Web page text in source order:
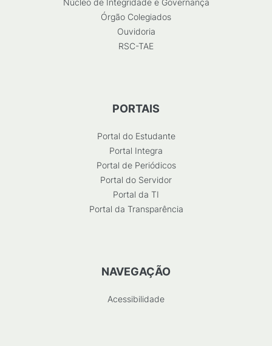
Núcleo de Integridade e Governança
Órgão Colegiados
Ouvidoria
RSC-TAE
PORTAIS
Portal do Estudante
Portal Integra
Portal de Periódicos
Portal do Servidor
Portal da TI
Portal da Transparência
NAVEGAÇÃO
Acessibilidade